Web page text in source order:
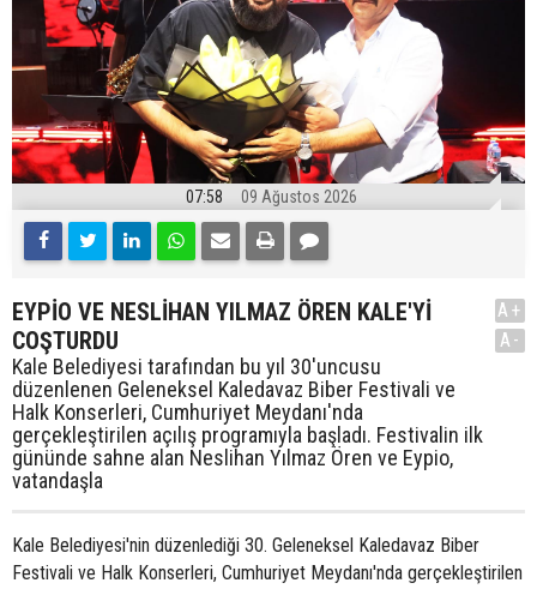
07:58 09 Ağustos 2026
EYPİO VE NESLİHAN YILMAZ ÖREN KALE'Yİ
COŞTURDU
Kale Belediyesi tarafından bu yıl 30'uncusu
düzenlenen Geleneksel Kaledavaz Biber Festivali ve
Halk Konserleri, Cumhuriyet Meydanı'nda
gerçekleştirilen açılış programıyla başladı. Festivalin ilk
gününde sahne alan Neslihan Yılmaz Ören ve Eypio,
vatandaşla
A+
A-
Kale Belediyesi'nin düzenlediği 30. Geleneksel Kaledavaz Biber
Festivali ve Halk Konserleri, Cumhuriyet Meydanı'nda gerçekleştirilen